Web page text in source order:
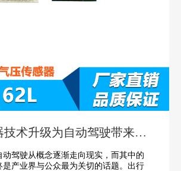
技术升级为自动驾驶带来安
驶从概念逐渐走向现实，而其中的
是产业界与公众最为关切的话题。出行